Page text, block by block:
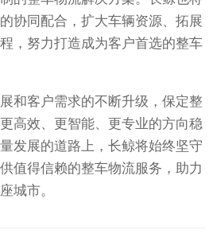
协同配合，扩大车辆资源、拓展
，努力打造成为客户首选的整车
和客户需求的不断升级，保定整
高效、更智能、更专业的方向稳
发展的道路上，长鲸将始终坚守
值得信赖的整车物流服务，助力
城市。